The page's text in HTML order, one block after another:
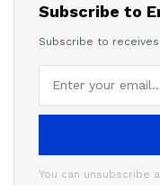
Subscribe to
Subscribe to
You can unsubscribe